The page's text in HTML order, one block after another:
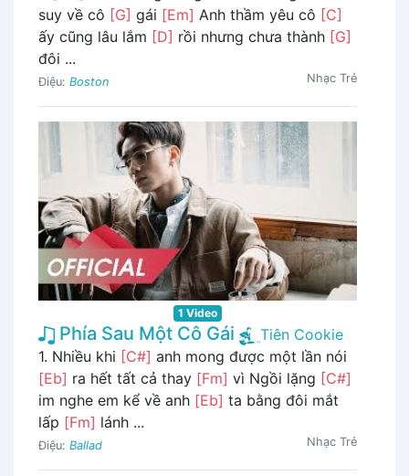
suy về cô [G] gái [Em] Anh thầm yêu cô [C]
ấy cũng lâu lắm [D] rồi nhưng chưa thành [G]
đôi ...
Điệu: Boston Nhạc Trẻ
1 Video
Phía Sau Một Cô Gái
Tiên Cookie
1. Nhiều khi [C#] anh mong được một lần nói
[Eb] ra hết tất cả thay [Fm] vì Ngồi lặng [C#]
im nghe em kể về anh [Eb] ta bằng đôi mắt
lấp [Fm] lánh ...
Điệu: Ballad Nhạc Trẻ